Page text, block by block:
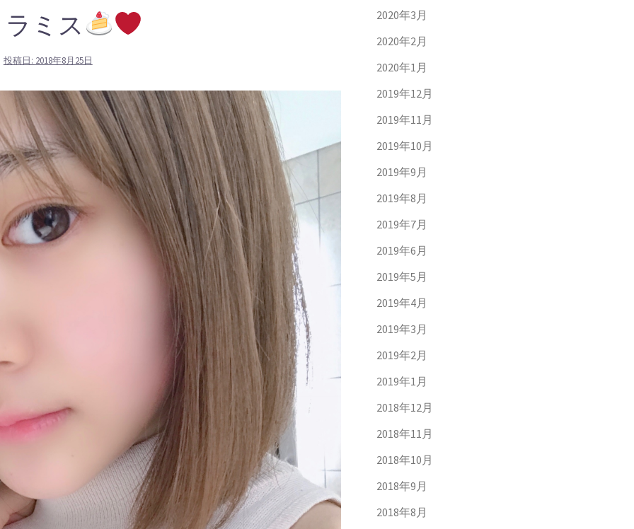
ミス
投稿日: 2018年8月25日
2020年3月
2020年2月
2020年1月
2019年12月
2019年11月
2019年10月
2019年9月
2019年8月
2019年7月
2019年6月
2019年5月
2019年4月
2019年3月
2019年2月
2019年1月
2018年12月
2018年11月
2018年10月
2018年9月
2018年8月